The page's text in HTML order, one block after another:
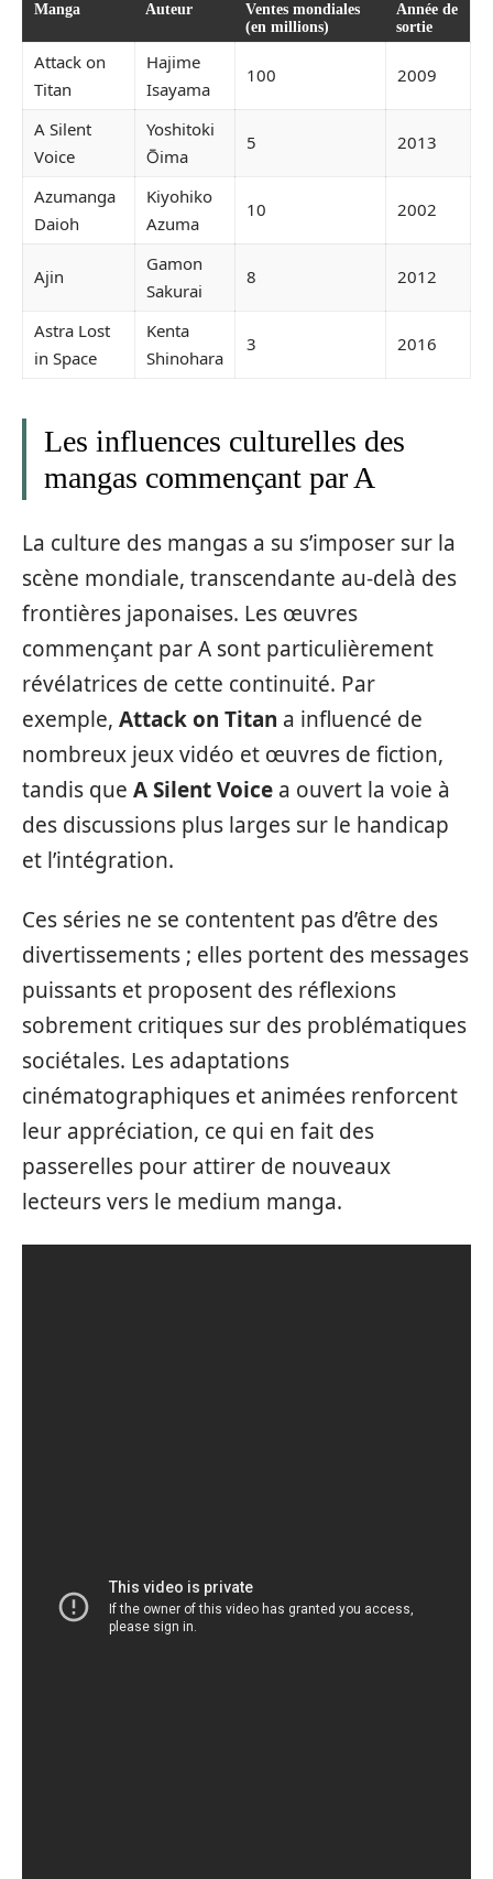
Manga Auteur
Ventes mondiales
(en millions)
Année de
sortie
Attack on
Titan
Hajime
Isayama
100 2009
A Silent
Voice
Yoshitoki
Ōima
5 2013
Azumanga
Daioh
Kiyohiko
Azuma
10 2002
Ajin
Gamon
Sakurai
8 2012
Astra Lost
in Space
Kenta
Shinohara
3 2016
Les influences culturelles des
mangas commençant par A
La culture des mangas a su s’imposer sur la
scène mondiale, transcendante au-delà des
frontières japonaises. Les œuvres
commençant par A sont particulièrement
révélatrices de cette continuité. Par
exemple, Attack on Titan a influencé de
nombreux jeux vidéo et œuvres de fiction,
tandis que A Silent Voice a ouvert la voie à
des discussions plus larges sur le handicap
et l’intégration.
Ces séries ne se contentent pas d’être des
divertissements ; elles portent des messages
puissants et proposent des réflexions
sobrement critiques sur des problématiques
sociétales. Les adaptations
cinématographiques et animées renforcent
leur appréciation, ce qui en fait des
passerelles pour attirer de nouveaux
lecteurs vers le medium manga.